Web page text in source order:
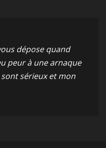
dépose quand
peur à une arnaque
sérieux et mon